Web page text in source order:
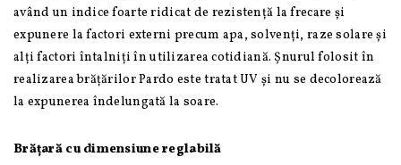
având un indice foarte ridicat de rezistență la frecare și
expunere la factori externi precum apa, solvenți, raze solare și
alți factori întalniți în utilizarea cotidiană. Șnurul folosit în
realizarea brățărilor Pardo este tratat UV și nu se decolorează
la expunerea îndelungată la soare.
Brățară cu dimensiune reglabilă